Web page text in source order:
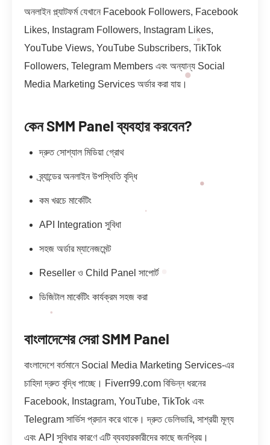
অনলাইন প্ল্যাটফর্ম যেখানে Facebook Followers, Facebook
Likes, Instagram Followers, Instagram Likes,
YouTube Views, YouTube Subscribers, TikTok
Followers, Telegram Members এবং অন্যান্য Social
Media Marketing Services অর্ডার করা যায়।
কেন SMM Panel ব্যবহার করবেন?
দ্রুত সোশ্যাল মিডিয়া গ্রোথ
ব্র্যান্ডের অনলাইন উপস্থিতি বৃদ্ধি
কম খরচে মার্কেটিং
API Integration সুবিধা
সহজ অর্ডার ম্যানেজমেন্ট
Reseller ও Child Panel সাপোর্ট
ডিজিটাল মার্কেটিং কার্যক্রম সহজ করা
বাংলাদেশের সেরা SMM Panel
বাংলাদেশে বর্তমানে Social Media Marketing Services-এর
চাহিদা দ্রুত বৃদ্ধি পাচ্ছে। Fiverr99.com বিভিন্ন ধরনের
Facebook, Instagram, YouTube, TikTok এবং
Telegram সার্ভিস প্রদান করে থাকে। দ্রুত ডেলিভারি, সাশ্রয়ী মূল্য
এবং API সুবিধার কারণে এটি ব্যবহারকারীদের কাছে জনপ্রিয়।